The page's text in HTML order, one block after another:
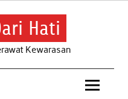
Hati
Kewarasan